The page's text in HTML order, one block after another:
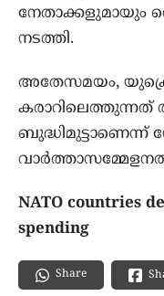
നേതാക്കളുമായും
നടത്തി.
അതേസമയം,
കരാറിലെത്തുന്നത്
NATO countries
spending
Share